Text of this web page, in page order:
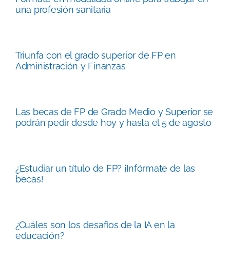
una profesión sanitaria
Triunfa con el grado superior de FP en
Administración y Finanzas
Las becas de FP de Grado Medio y Superior se
podrán pedir desde hoy y hasta el 5 de agosto
¿Estudiar un título de FP? ¡Infórmate de las
becas!
¿Cuáles son los desafíos de la IA en la
educación?